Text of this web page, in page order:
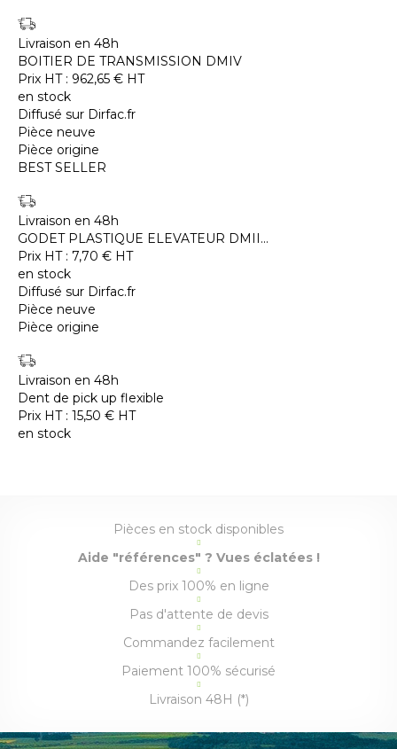
Livraison en 48h
BOITIER DE TRANSMISSION DMIV
Prix HT : 962,65 € HT
en stock
Diffusé sur Dirfac.fr
Pièce neuve
Pièce origine
BEST SELLER
Livraison en 48h
GODET PLASTIQUE ELEVATEUR DMII...
Prix HT : 7,70 € HT
en stock
Diffusé sur Dirfac.fr
Pièce neuve
Pièce origine
Livraison en 48h
Dent de pick up flexible
Prix HT : 15,50 € HT
en stock
Pièces en stock disponibles
Aide "références" ? Vues éclatées !
Des prix 100% en ligne
Pas d'attente de devis
Commandez facilement
Paiement 100% sécurisé
Livraison 48H (*)